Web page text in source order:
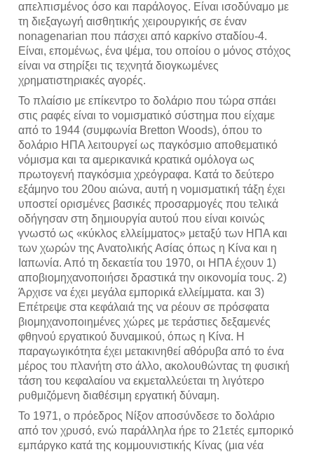
απελπισμένος όσο και παράλογος. Είναι ισοδύναμο με
τη διεξαγωγή αισθητικής χειρουργικής σε έναν
nonagenarian που πάσχει από καρκίνο σταδίου-4.
Είναι, επομένως, ένα ψέμα, του οποίου ο μόνος στόχος
είναι να στηρίξει τις τεχνητά διογκωμένες
χρηματιστηριακές αγορές.
Το πλαίσιο με επίκεντρο το δολάριο που τώρα σπάει
στις ραφές είναι το νομισματικό σύστημα που είχαμε
από το 1944 (συμφωνία Bretton Woods), όπου το
δολάριο ΗΠΑ λειτουργεί ως παγκόσμιο αποθεματικό
νόμισμα και τα αμερικανικά κρατικά ομόλογα ως
πρωτογενή παγκόσμια χρεόγραφα. Κατά το δεύτερο
εξάμηνο του 20ου αιώνα, αυτή η νομισματική τάξη έχει
υποστεί ορισμένες βασικές προσαρμογές που τελικά
οδήγησαν στη δημιουργία αυτού που είναι κοινώς
γνωστό ως «κύκλος ελλείμματος» μεταξύ των ΗΠΑ και
των χωρών της Ανατολικής Ασίας όπως η Κίνα και η
Ιαπωνία. Από τη δεκαετία του 1970, οι ΗΠΑ έχουν 1)
αποβιομηχανοποιήσει δραστικά την οικονομία τους. 2)
Άρχισε να έχει μεγάλα εμπορικά ελλείμματα. και 3)
Επέτρεψε στα κεφάλαιά της να ρέουν σε πρόσφατα
βιομηχανοποιημένες χώρες με τεράστιες δεξαμενές
φθηνού εργατικού δυναμικού, όπως η Κίνα. Η
παραγωγικότητα έχει μετακινηθεί αθόρυβα από το ένα
μέρος του πλανήτη στο άλλο, ακολουθώντας τη φυσική
τάση του κεφαλαίου να εκμεταλλεύεται τη λιγότερο
ρυθμιζόμενη διαθέσιμη εργατική δύναμη.
Το 1971, ο πρόεδρος Νίξον αποσύνδεσε το δολάριο
από τον χρυσό, ενώ παράλληλα ήρε το 21ετές εμπορικό
εμπάργκο κατά της κομμουνιστικής Κίνας (μια νέα